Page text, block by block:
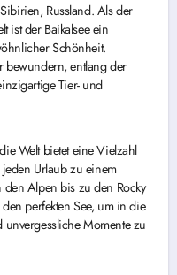
Russland. Als der
ist der Baikalsee ein
Schönheit.
bewundern, entlang der
Tier- und
Welt bietet eine Vielzahl
Urlaub zu einem
Alpen bis zu den Rocky
perfekten See, um in die
Momente zu